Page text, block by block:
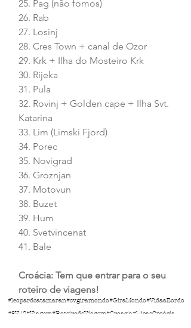
25. Pag (não fomos)
26. Rab
27. Losinj
28. Cres Town + canal de Ozor
29. Krk + Ilha do Mosteiro Krk
30. Rijeka
31. Pula
32. Rovinj + Golden cape + Ilha Svt.
Katarina
33. Lim (Limski Fjord)
34. Porec
35. Novigrad
36. Groznjan
37. Motovun
38. Buzet
39. Hum
40. Svetvincenat
41. Bale
Croácia: Tem que entrar para o seu
roteiro de viagens!
#leopardcatamaran#svgiramondo#GiraMondo#VidaaBordo
#SV42#Viagem#RoteirodeViagem#Croacia#DicasCroácia